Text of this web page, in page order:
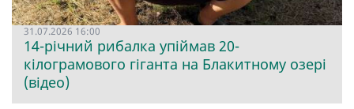
31.07.2026 16:00
14-річний рибалка упіймав 20-
кілограмового гіганта на Блакитному озері
(відео)